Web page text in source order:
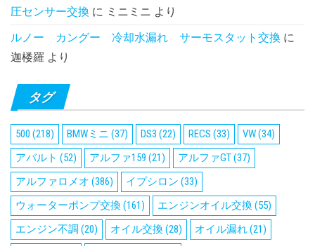
圧センサー交換 に ミニミニ より
ルノー カングー 冷却水漏れ サーモスタット交換 に
迦楼羅 より
タグ
500 (218) BMWミニ (37) DS3 (22) RECS (33) VW(34)
アバルト (52) アルファ159 (21) アルファGT(37)
アルファロメオ (386) イプシロン (33)
ウォーターポンプ交換(161) エンジンオイル交換(55)
エンジン不調 (20) オイル交換(28) オイル漏れ(21)